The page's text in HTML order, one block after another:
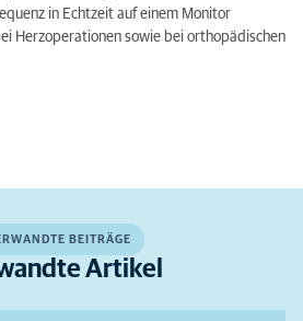
in Echtzeit auf einem Monitor
Herzoperationen sowie bei orthopädischen
BEITRÄGE
Artikel